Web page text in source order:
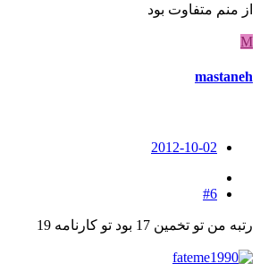
از منم متفاوت بود
M
mastaneh
2012-10-02
#6
رتبه من تو تخمین 17 بود تو کارنامه 19